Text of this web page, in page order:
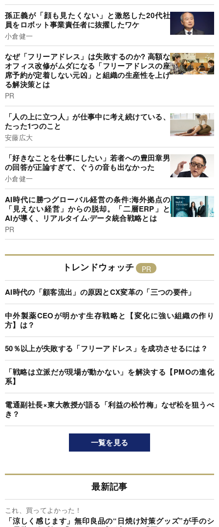
孫正義が「顔も見たくない」と激怒した20代社
員をロボット事業責任者に抜擢したワケ
小倉健一
なぜ「フリーアドレス」は失敗するのか? 高額な
オフィス改修がムダになる「フリーアドレスの座
席予約が定着しない元凶」と組織の生産性を上げ
る解決策とは
PR
「人の上に立つ人」が仕事中に考え続けている、
たった1つのこと
安藤広大
「好きなことを仕事にしたい」若者への豊田章男
の回答が正論すぎて、ぐうの音も出なかった
小倉健一
AI時代に勝つグローバル経営の条件:海外拠点の
「見えない経営」からの脱却。「二層ERP」と
AIが導く、リアルタイム·データ統合戦略とは
PR
トレンドウォッチ
AI時代の「顧客流出」の原因とCX変革の「三つの要件」
中外製薬CEOが明かす生存戦略と【変化に強い組織の作り
方】は？
50％以上が失敗する「フリーアドレス」を成功させるには？
「戦略は立派だが現場が動かない」を解決する【PMOの進化
系】
電通副社長×東大教授が語る「利益の松竹梅」なぜ松を狙うべ
き？
一覧を見る
最新記事
これ、買ってよかった！
「涼しく感じます」無印良品の“日焼け対策グッズ”が手のシ